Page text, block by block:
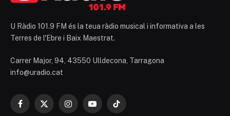
U Ràdio 101.9 FM és la teua ràdio musical i informativa a les
Terres de l'Ebre i Baix Maestrat.
Carrer Major, 94, 43550 Ulldecona, Tarragona
info@uradio.cat
Facebook
X
InstagramYouTubeTikTok